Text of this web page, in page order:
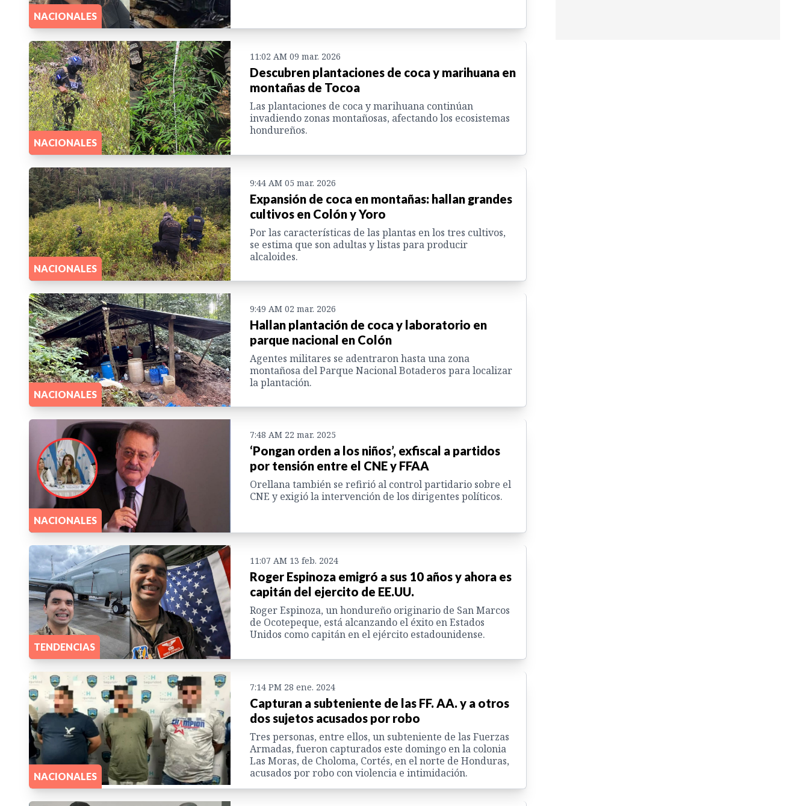
NACIONALES
NACIONALES
11:02 AM 09 mar. 2026
Descubren plantaciones de coca y marihuana en
montañas de Tocoa
Las plantaciones de coca y marihuana continúan
invadiendo zonas montañosas, afectando los ecosistemas
hondureños.
NACIONALES
9:44 AM 05 mar. 2026
Expansión de coca en montañas: hallan grandes
cultivos en Colón y Yoro
Por las características de las plantas en los tres cultivos,
se estima que son adultas y listas para producir
alcaloides.
NACIONALES
9:49 AM 02 mar. 2026
Hallan plantación de coca y laboratorio en
parque nacional en Colón
Agentes militares se adentraron hasta una zona
montañosa del Parque Nacional Botaderos para localizar
la plantación.
NACIONALES
7:48 AM 22 mar. 2025
‘Pongan orden a los niños’, exfiscal a partidos
por tensión entre el CNE y FFAA
Orellana también se refirió al control partidario sobre el
CNE y exigió la intervención de los dirigentes políticos.
TENDENCIAS
11:07 AM 13 feb. 2024
Roger Espinoza emigró a sus 10 años y ahora es
capitán del ejercito de EE.UU.
Roger Espinoza, un hondureño originario de San Marcos
de Ocotepeque, está alcanzando el éxito en Estados
Unidos como capitán en el ejército estadounidense.
NACIONALES
7:14 PM 28 ene. 2024
Capturan a subteniente de las FF. AA. y a otros
dos sujetos acusados por robo
Tres personas, entre ellos, un subteniente de las Fuerzas
Armadas, fueron capturados este domingo en la colonia
Las Moras, de Choloma, Cortés, en el norte de Honduras,
acusados por robo con violencia e intimidación.